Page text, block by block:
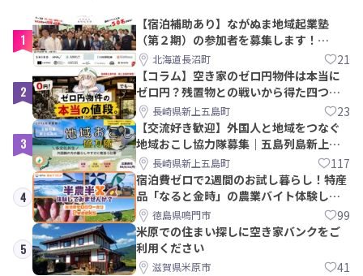
1
【宿泊補助あり】ながぬま地域起業塾
（第２期）の参加者を募集します！
【8/21〆】
北海道長沼町 21
2
【コラム】空き家のゼロ円物件は本当に
ゼロ円？残置物との戦いから得た四つの
教訓｜新上五島町
長崎県新上五島町 23
3
【交流好き歓迎】外国人と地域をつなぐ
地域おこし協力隊募集｜五島列島新上五
島町長崎県新上五島町 117
4
宿泊費ゼロで2週間のお試し暮らし！特産
品「なると金時」の農業バイト体験して
みませんか？
徳島県鳴門市 99
5
米原での住まい探しに空き家バンクをご
利用ください
滋賀県米原市 41